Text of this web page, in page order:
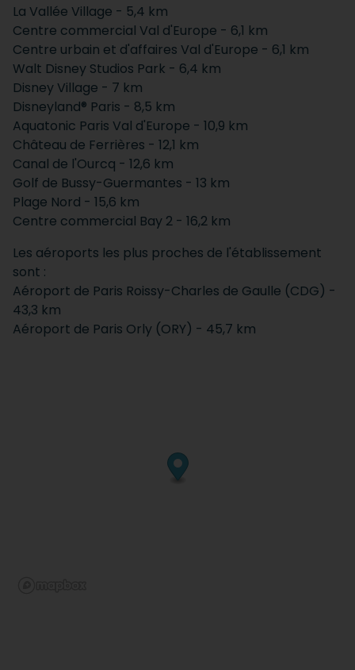
La Vallée Village - 5,4 km
Centre commercial Val d'Europe - 6,1 km
Centre urbain et d'affaires Val d'Europe - 6,1 km
Walt Disney Studios Park - 6,4 km
Disney Village - 7 km
Disneyland® Paris - 8,5 km
Aquatonic Paris Val d'Europe - 10,9 km
Château de Ferrières - 12,1 km
Canal de l'Ourcq - 12,6 km
Golf de Bussy-Guermantes - 13 km
Plage Nord - 15,6 km
Centre commercial Bay 2 - 16,2 km
Les aéroports les plus proches de l'établissement
sont :
Aéroport de Paris Roissy-Charles de Gaulle (CDG) -
43,3 km
Aéroport de Paris Orly (ORY) - 45,7 km